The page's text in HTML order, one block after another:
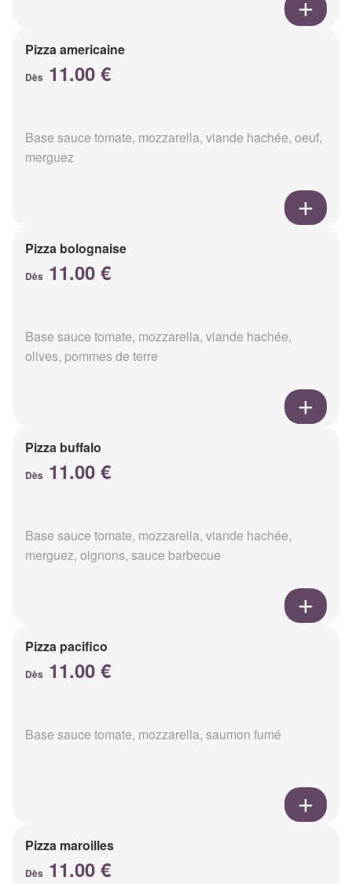
Pizza americaine
Dès 11.00 €
Base sauce tomate, mozzarella, viande hachée, oeuf,
merguez
Pizza bolognaise
Dès 11.00 €
Base sauce tomate, mozzarella, viande hachée,
olives, pommes de terre
Pizza buffalo
Dès 11.00 €
Base sauce tomate, mozzarella, viande hachée,
merguez, oignons, sauce barbecue
Pizza pacifico
Dès 11.00 €
Base sauce tomate, mozzarella, saumon fumé
Pizza maroilles
Dès 11.00 €